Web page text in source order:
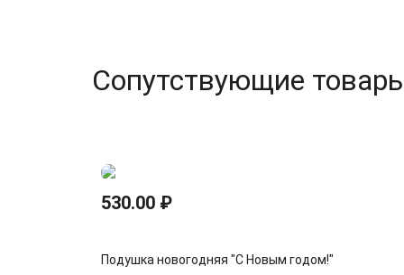
Сопутствующие
530.00 ₽
Подушка новогодняя "С Новым годом!"